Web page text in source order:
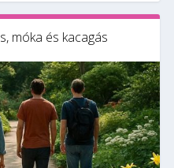
móka és kacagás